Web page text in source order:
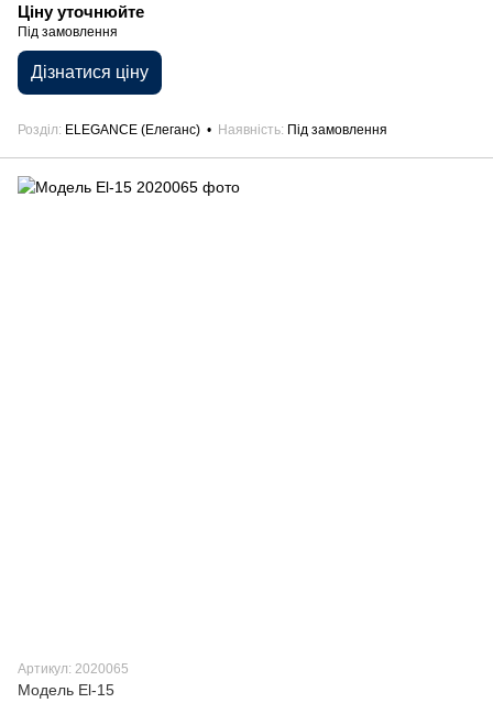
Ціну уточнюйте
Під замовлення
Дізнатися ціну
Розділ ELEGANCE (Елеганс) Наявність Під замовлення
Артикул: 2020065
Модель El-15